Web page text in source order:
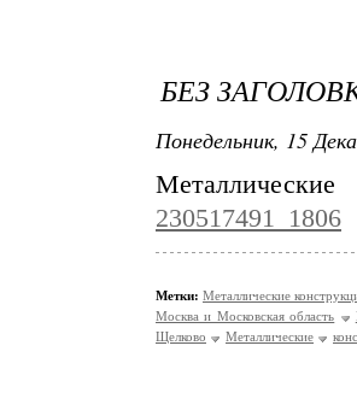
БЕЗ
Понедельник, 15
230517491_1806
Метки: Металлические
Москва и Московская область
Щелково
Металлические